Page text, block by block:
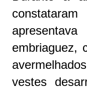
embriaguez,
vestes